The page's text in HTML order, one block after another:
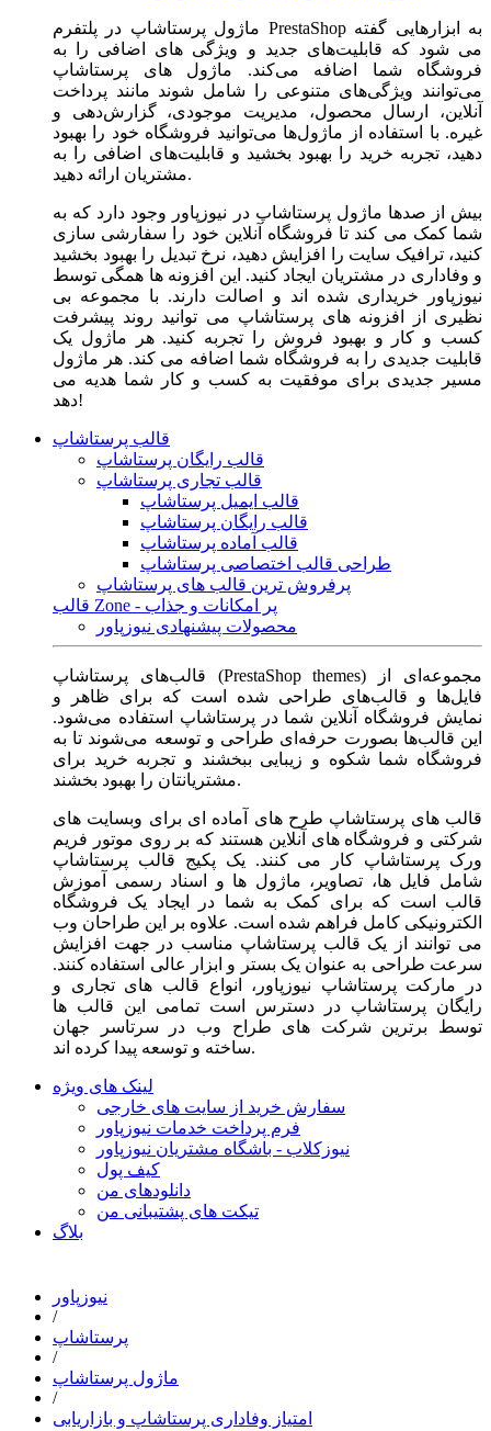
ماژول‌ پرستاشاپ در پلتفرم PrestaShop به ابزارهایی گفته
می شود که قابلیت‌های جدید و ویژگی های اضافی را به
فروشگاه شما اضافه می‌کند. ماژول های پرستاشاپ
می‌توانند ویژگی‌های متنوعی را شامل شوند مانند پرداخت
آنلاین، ارسال محصول، مدیریت موجودی، گزارش‌دهی و
غیره. با استفاده از ماژول‌ها می‌توانید فروشگاه خود را بهبود
دهید، تجربه خرید را بهبود بخشید و قابلیت‌های اضافی را به
مشتریان ارائه دهید.
بیش از صدها ماژول پرستاشاپ در نیوزپاور وجود دارد که به
شما کمک می کند تا فروشگاه آنلاین خود را سفارشی سازی
کنید، ترافیک سایت را افزایش دهید، نرخ تبدیل را بهبود بخشید
و وفاداری در مشتریان ایجاد کنید. این افزونه ها همگی توسط
نیوزپاور خریداری شده اند و اصالت دارند. با مجموعه بی
نظیری از افزونه های پرستاشاپ می توانید روند پیشرفت
کسب و کار و بهبود فروش را تجربه کنید. هر ماژول یک
قابلیت جدیدی را به فروشگاه شما اضافه می کند. هر ماژول
مسیر جدیدی برای موفقیت به کسب و کار شما هدیه می
دهد!
قالب پرستاشاپ
قالب رایگان پرستاشاپ
قالب تجاری پرستاشاپ
قالب ایمیل پرستاشاپ
قالب رایگان پرستاشاپ
قالب آماده پرستاشاپ
طراحی قالب اختصاصی پرستاشاپ
پرفروش ترین قالب های پرستاشاپ
قالب Zone - پر امکانات و جذاب
محصولات پیشنهادی نیوزپاور
قالب‌های پرستاشاپ (PrestaShop themes) مجموعه‌ای از
فایل‌ها و قالب‌های طراحی شده است که برای ظاهر و
نمایش فروشگاه آنلاین شما در پرستاشاپ استفاده می‌شود.
این قالب‌ها بصورت حرفه‌ای طراحی و توسعه می‌شوند تا به
فروشگاه شما شکوه و زیبایی ببخشند و تجربه خرید برای
مشتریانتان را بهبود بخشند.
قالب های پرستاشاپ طرح های آماده ای برای وبسایت های
شرکتی و فروشگاه های آنلاین هستند که بر روی موتور فریم
ورک پرستاشاپ کار می کنند. یک پکیج قالب پرستاشاپ
شامل فایل ها، تصاویر، ماژول ها و اسناد رسمی آموزش
قالب است که برای کمک به شما در ایجاد یک فروشگاه
الکترونیکی کامل فراهم شده است. علاوه بر این طراحان وب
می توانند از یک قالب پرستاشاپ مناسب در جهت افزایش
سرعت طراحی به عنوان یک بستر و ابزار عالی استفاده کنند.
در مارکت پرستاشاپ نیوزپاور، انواع قالب های تجاری و
رایگان پرستاشاپ در دسترس است تمامی این قالب ها
توسط برترین شرکت های طراح وب در سرتاسر جهان
ساخته و توسعه پیدا کرده اند.
لینک های ویژه
سفارش خرید از سایت های خارجی
فرم پرداخت خدمات نیوزپاور
نیوزکلاب - باشگاه مشتریان نیوزپاور
کیف پول
دانلودهای من
تیکت های پشتیبانی من
بلاگ
نیوزپاور
/
پرستاشاپ
/
ماژول پرستاشاپ
/
امتیاز وفاداری پرستاشاپ و بازاریابی